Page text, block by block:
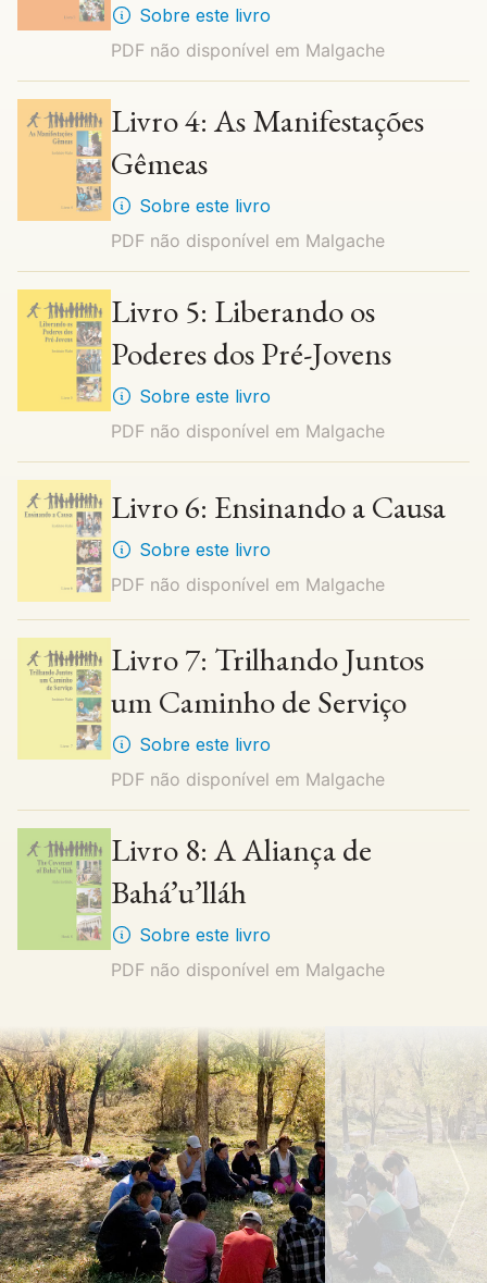
Sobre este livro
PDF não disponível em Malgache
Livro 4: As Manifestações
Gêmeas
Sobre este livro
PDF não disponível em Malgache
Livro 5: Liberando os
Poderes dos Pré-Jovens
Sobre este livro
PDF não disponível em Malgache
Livro 6: Ensinando a Causa
Sobre este livro
PDF não disponível em Malgache
Livro 7: Trilhando Juntos
um Caminho de Serviço
Sobre este livro
PDF não disponível em Malgache
Livro 8: A Aliança de
Bahá’u’lláh
Sobre este livro
PDF não disponível em Malgache